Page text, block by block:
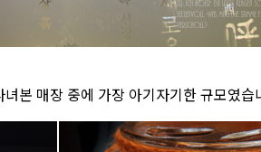
본 매장 중에 가장 아기자기한 규모였습